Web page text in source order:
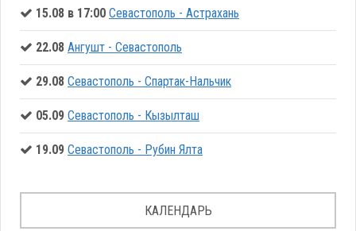
15.08 в 17:00 Севастополь - Астрахань
22.08 Ангушт - Севастополь
29.08 Севастополь - Спартак-Нальчик
05.09 Севастополь - Кызылташ
19.09 Севастополь - Рубин Ялта
КАЛЕНДАРЬ